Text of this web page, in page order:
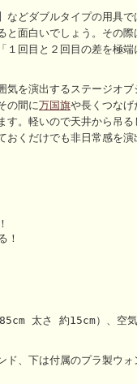
などダブルタイプの用具
面白いでしょう。その
１回目と２回目の差を極
気を演出するステージオ
の間に万国旗や長くつなげ
。軽いので天井から吊
おくだけでも非日常感を
！
太さ 約15cm）、空
、下は付属のプラ製ウォ